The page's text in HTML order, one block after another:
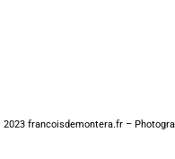
francoisdemontera.fr –